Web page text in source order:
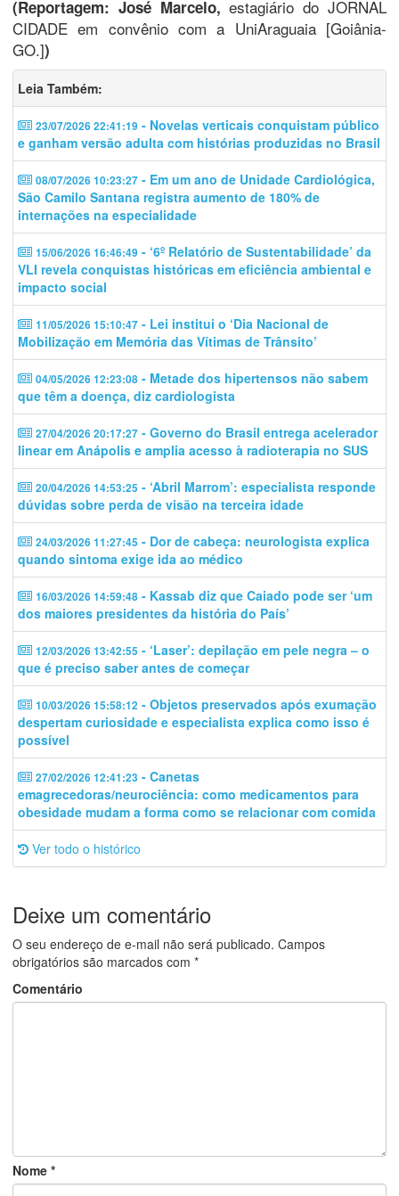
(Reportagem: José Marcelo, estagiário do JORNAL
CIDADE em convênio com a UniAraguaia [Goiânia-
GO.])
Leia Também:
23/07/2026 22:41:19 - Novelas verticais conquistam público
e ganham versão adulta com histórias produzidas no Brasil
08/07/2026 10:23:27 - Em um ano de Unidade Cardiológica,
São Camilo Santana registra aumento de 180% de
internações na especialidade
15/06/2026 16:46:49 - ‘6º Relatório de Sustentabilidade’ da
VLI revela conquistas históricas em eficiência ambiental e
impacto social
11/05/2026 15:10:47 - Lei institui o ‘Dia Nacional de
Mobilização em Memória das Vítimas de Trânsito’
04/05/2026 12:23:08 - Metade dos hipertensos não sabem
que têm a doença, diz cardiologista
27/04/2026 20:17:27 - Governo do Brasil entrega acelerador
linear em Anápolis e amplia acesso à radioterapia no SUS
20/04/2026 14:53:25 - ‘Abril Marrom’: especialista responde
dúvidas sobre perda de visão na terceira idade
24/03/2026 11:27:45 - Dor de cabeça: neurologista explica
quando sintoma exige ida ao médico
16/03/2026 14:59:48 - Kassab diz que Caiado pode ser ‘um
dos maiores presidentes da história do País’
12/03/2026 13:42:55 - ‘Laser’: depilação em pele negra – o
que é preciso saber antes de começar
10/03/2026 15:58:12 - Objetos preservados após exumação
despertam curiosidade e especialista explica como isso é
possível
27/02/2026 12:41:23 - Canetas
emagrecedoras/neurociência: como medicamentos para
obesidade mudam a forma como se relacionar com comida
Ver todo o histórico
Deixe um comentário
O seu endereço de e-mail não será publicado. Campos
obrigatórios são marcados com *
Comentário
Nome *